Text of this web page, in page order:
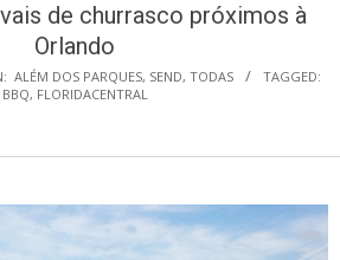
de churrasco próximos à
Orlando
ALÉM DOS PARQUES, SEND, TODAS
TAGGED:
BBQ, FLORIDACENTRAL